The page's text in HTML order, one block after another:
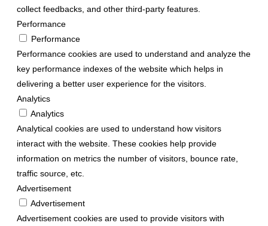
collect feedbacks, and other third-party features.
Performance
Performance
Performance cookies are used to understand and analyze the
key performance indexes of the website which helps in
delivering a better user experience for the visitors.
Analytics
Analytics
Analytical cookies are used to understand how visitors
interact with the website. These cookies help provide
information on metrics the number of visitors, bounce rate,
traffic source, etc.
Advertisement
Advertisement
Advertisement cookies are used to provide visitors with